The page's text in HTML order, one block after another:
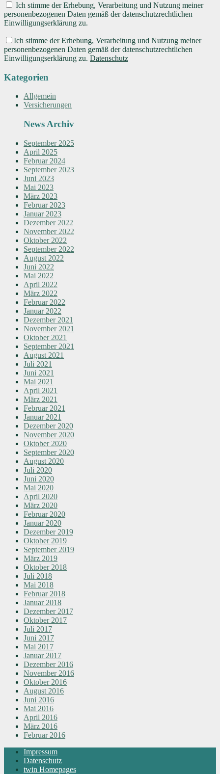
Ich stimme der Erhebung, Verarbeitung und Nutzung meiner
personenbezogenen Daten gemäß der datenschutzrechtlichen
Einwilligungserklärung zu.
Ich stimme der Erhebung, Verarbeitung und Nutzung meiner
personenbezogenen Daten gemäß der datenschutzrechtlichen
Einwilligungserklärung zu. Datenschutz
Kategorien
Allgemein
Versicherungen
News Archiv
September 2025
April 2025
Februar 2024
September 2023
Juni 2023
Mai 2023
März 2023
Februar 2023
Januar 2023
Dezember 2022
November 2022
Oktober 2022
September 2022
August 2022
Juni 2022
Mai 2022
April 2022
März 2022
Februar 2022
Januar 2022
Dezember 2021
November 2021
Oktober 2021
September 2021
August 2021
Juli 2021
Juni 2021
Mai 2021
April 2021
März 2021
Februar 2021
Januar 2021
Dezember 2020
November 2020
Oktober 2020
September 2020
August 2020
Juli 2020
Juni 2020
Mai 2020
April 2020
März 2020
Februar 2020
Januar 2020
Dezember 2019
Oktober 2019
September 2019
März 2019
Oktober 2018
Juli 2018
Mai 2018
Februar 2018
Januar 2018
Dezember 2017
Oktober 2017
Juli 2017
Juni 2017
Mai 2017
Januar 2017
Dezember 2016
November 2016
Oktober 2016
August 2016
Juni 2016
Mai 2016
April 2016
März 2016
Februar 2016
Impressum
Datenschutz
twin Homepages